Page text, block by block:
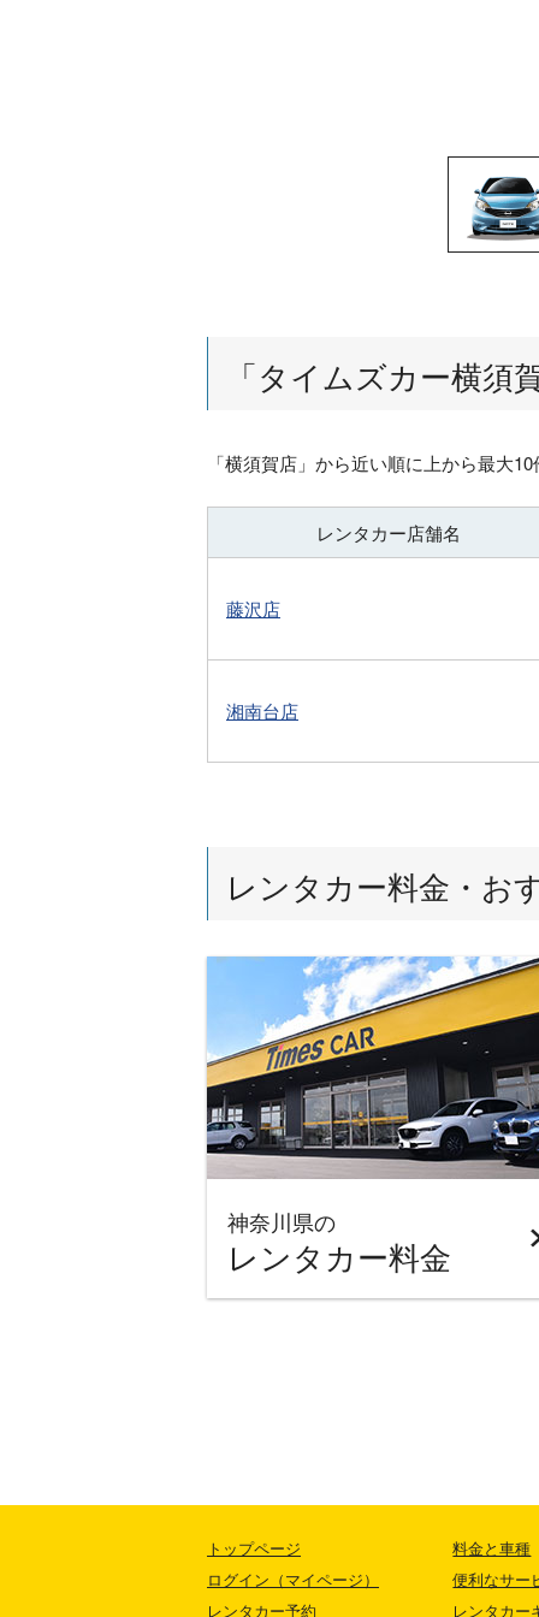
「タイムズカー横須
「横須賀店 」から近い順に上から最大
レンタカー店舗名
藤沢店
湘南台店
レンタカー料金・お
神奈川県の
レンタカー料金
トップページ
ログイン（マイページ）
レンタカー予約
料金と車種
便利なサー
レンタカー